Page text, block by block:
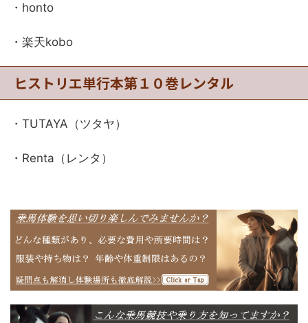
・honto
・楽天kobo
ヒストリエ単行本第１０巻レンタル
・TUTAYA（ツタヤ）
・Renta（レンタ）